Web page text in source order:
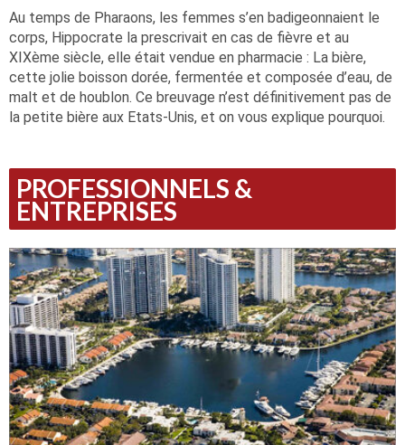
Au temps de Pharaons, les femmes s’en badigeonnaient le
corps, Hippocrate la prescrivait en cas de fièvre et au
XIXème siècle, elle était vendue en pharmacie : La bière,
cette jolie boisson dorée, fermentée et composée d’eau, de
malt et de houblon. Ce breuvage n’est définitivement pas de
la petite bière aux Etats-Unis, et on vous explique pourquoi.
PROFESSIONNELS &
ENTREPRISES